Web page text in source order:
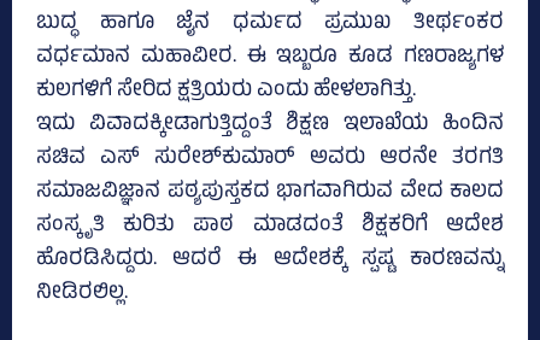
ಬುದ್ಧ ಹಾಗೂ ಜೈನ ಧರ್ಮದ ಪ್ರಮುಖ ತೀರ್ಥಂಕರ
ವರ್ಧಮಾನ ಮಹಾವೀರ. ಈ ಇಬ್ಬರೂ ಕೂಡ ಗಣರಾಜ್ಯಗಳ
ಕುಲಗಳಿಗೆ ಸೇರಿದ ಕ್ಷತ್ರಿಯರು ಎಂದು ಹೇಳಲಾಗಿತ್ತು.
ಇದು ವಿವಾದಕ್ಕೀಡಾಗುತ್ತಿದ್ದಂತೆ ಶಿಕ್ಷಣ ಇಲಾಖೆಯ ಹಿಂದಿನ
ಸಚಿವ ಎಸ್‌ ಸುರೇಶ್‌ಕುಮಾರ್‌ ಅವರು ಆರನೇ ತರಗತಿ
ಸಮಾಜವಿಜ್ಞಾನ ಪಠ್ಯಪುಸ್ತಕದ ಭಾಗವಾಗಿರುವ ವೇದ ಕಾಲದ
ಸಂಸ್ಕೃತಿ ಕುರಿತು ಪಾಠ ಮಾಡದಂತೆ ಶಿಕ್ಷಕರಿಗೆ ಆದೇಶ
ಹೊರಡಿಸಿದ್ದರು. ಆದರೆ ಈ ಆದೇಶಕ್ಕೆ ಸ್ಪಷ್ಟ ಕಾರಣವನ್ನು
ನೀಡಿರಲಿಲ್ಲ.